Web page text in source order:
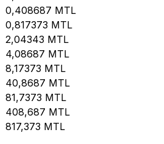
0,408687 MTL
0,817373 MTL
2,04343 MTL
4,08687 MTL
8,17373 MTL
40,8687 MTL
81,7373 MTL
408,687 MTL
817,373 MTL